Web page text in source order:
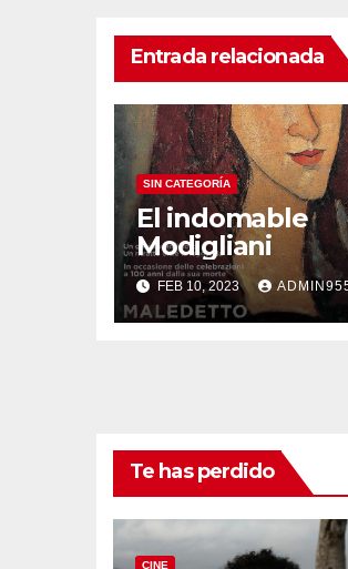
Entrada relacionada
SIN CATEGORÍA
El indomable
Modigliani
FEB 10, 2023
Te has perdido
CINE